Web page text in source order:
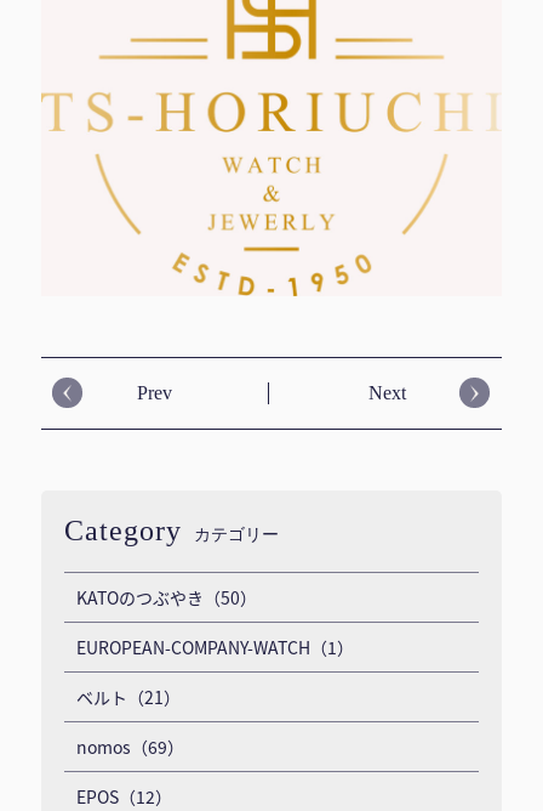
Prev Next
Category カテゴリー
KATOのつぶやき（50）
EUROPEAN-COMPANY-WATCH（1）
ベルト（21）
nomos（69）
EPOS（12）